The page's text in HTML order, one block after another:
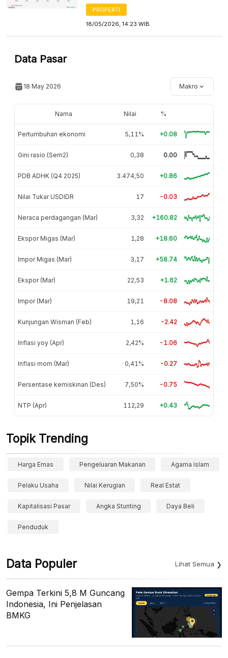
PROPERTI
18/05/2026, 14:23 WIB
Data Pasar
18 May 2026 Makro
Nama Nilai %
Pertumbuhan ekonomi 5,11% +0.08
Gini rasio (Sem2) 0,38 0.00
PDB ADHK (Q4 2025) 3.474,50 +0.86
Nilai Tukar USDIDR 17 -0.03
Neraca perdagangan (Mar) 3,32 +160.82
Ekspor Migas (Mar) 1,28 +18.60
Impor Migas (Mar) 3,17 +58.74
Ekspor (Mar) 22,53 +1.62
Impor (Mar) 19,21 -8.08
Kunjungan Wisman (Feb) 1,16 -2.42
Inflasi yoy (Apr) 2,42% -1.06
Inflasi mom (Mar) 0,41% -0.27
Persentase kemiskinan (Des) 7,50% -0.75
NTP (Apr) 112,29 +0.43
Topik Trending
Harga Emas Pengeluaran Makanan Agama Islam
Pelaku Usaha Nilai Kerugian Real Estat
Kapitalisasi Pasar Angka Stunting Daya Beli
Penduduk
Data Populer Lihat Semua
Gempa Terkini 5,8 M Guncang
Indonesia, Ini Penjelasan
BMKG